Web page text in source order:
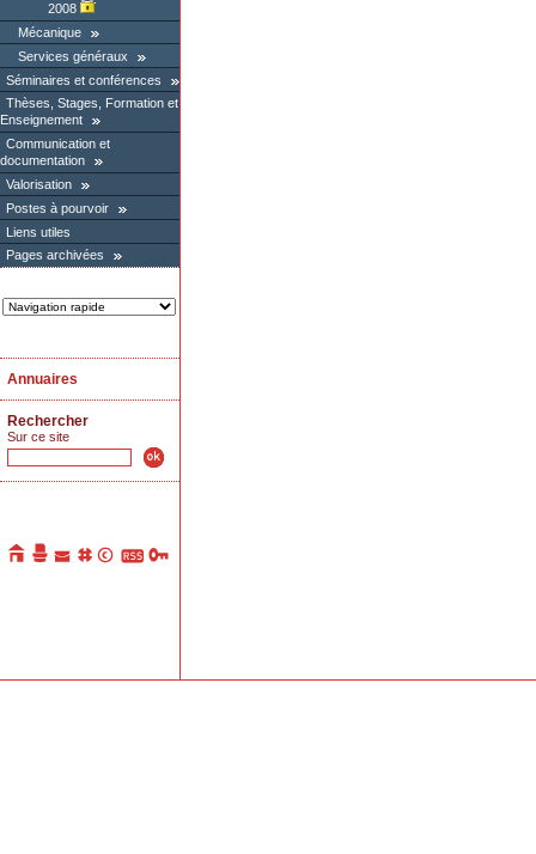
2008
Mécanique
Services généraux
Séminaires et conférences
Thèses, Stages, Formation et
Enseignement
Communication et
documentation
Valorisation
Postes à pourvoir
Liens utiles
Pages archivées
Annuaires
Rechercher
Sur ce site